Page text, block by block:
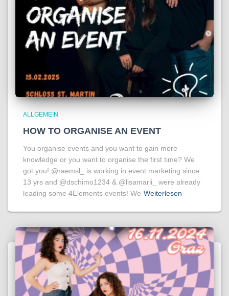
ALLGEMEIN
HOW TO ORGANISE AN EVENT
You organise events and you want to gain more
knowledge or you want to organise the first time? We
got you! @raemsl_ is working in event marketing since
13 yrs and @dschimo1234 & @lisamarli_ were already
leading some 4Elements events! We Weiterlesen